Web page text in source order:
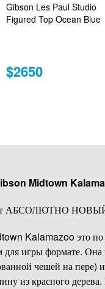
Gibson Les Paul Studio
Figured Top Ocean Blue
$2650
Midtown
АБСОЛЮТНО НОВЫЙ
Kalamazoo это по
для игры формате.
чешей на пере)
из красного